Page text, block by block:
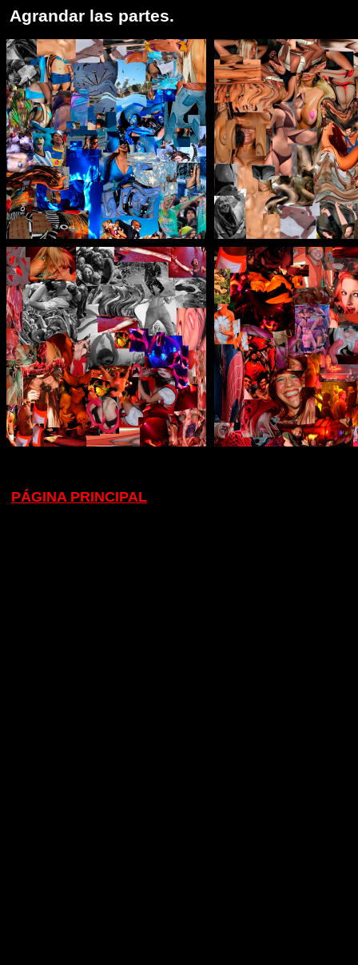
Agrandar las partes.
PÁGINA PRINCIPAL